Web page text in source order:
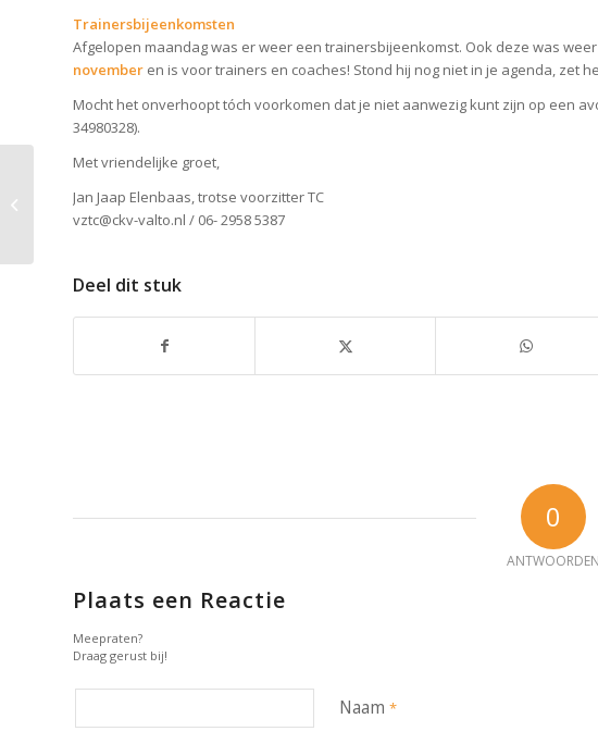
Trainersbijeenkomsten
Afgelopen maandag was er weer een trainersbijeenkomst. Ook deze was
november en is voor trainers en coaches! Stond hij nog niet in je agenda, zet
Mocht het onverhoopt tóch voorkomen dat je niet aanwezig kunt zijn op een
34980328).
Met vriendelijke groet,
Jan Jaap Elenbaas, trotse voorzitter TC
vztc@ckv-valto.nl / 06- 2958 5387
Deel dit stuk
0
ANTWOORDEN
Plaats een Reactie
Meepraten?
Draag gerust bij!
Naam *
Vrijwilligersavond, ben
jij er ook bij?